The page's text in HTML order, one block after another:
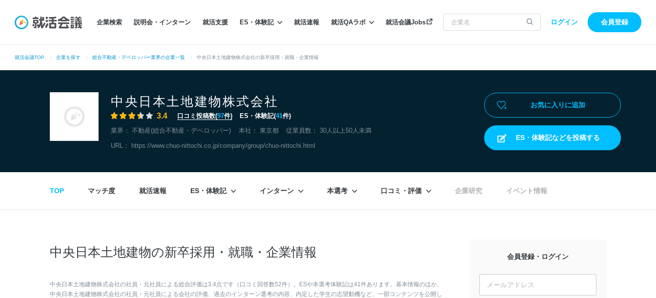
企業検索 説明会・インターン 就活支援 ES・体験記 就活速報 就活QAラボ 就活会議Jobs ログイン 会員登録
就活会議TOP 企業を探す 総合不動産・デベロッパー業界の企業一覧 中央日本土地建物株式会社の新卒採用・就職・企業情報
中央日本土地建物株式会社
3.4 口コミ投稿数(97件) ES・体験記(41件)
業界： 不動産(総合不動産・デベロッパー) 本社： 東京都 従業員数： 30人以上50人未満
URL： https://www.chuo-nittochi.co.jp/company/group/chuo-nittochi.html
お気に入りに追加
ES・体験記などを投稿する
TOP マッチ度 就活速報 ES・体験記 インターン 本選考 口コミ・評価 企業研究 イベント情報
中央日本土地建物の新卒採用・就職・企業情報
中央日本土地建物株式会社の社員・元社員による総合評価は3.4点です（口コミ回答数52件）。ESや本選考体験記は41件あります。基本情報のほか、
中央日本土地建物株式会社の社員・元社員による会社の評価、過去のインターン選考の内容、内定した学生の志望動機など、一部コンテンツを公開し
会員登録・ログイン